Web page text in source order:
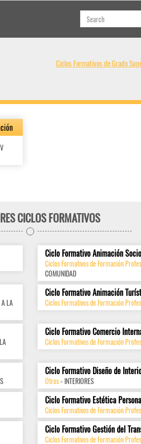
Ciclos Formativos de Grado
CICLOS FORMATIVOS
Ciclo Formativo Animación
Ciclos Formativos de Formación
COMUNIDAD
LA
Ciclo Formativo Animación
Ciclos Formativos de Formación
Ciclo Formativo Comercio
Ciclos Formativos de Formación
Ciclo Formativo Diseño de
Otros- INTERIORES
Ciclo Formativo Estética
Ciclos Formativos de Formación
Ciclo Formativo Gestión del
Ciclos Formativos de Formación